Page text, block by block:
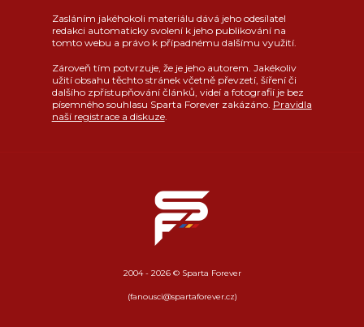
Zasláním jakéhokoli materiálu dává jeho odesílatel
redakci automaticky svolení k jeho publikování na
tomto webu a právo k případnému dalšímu využití.
Zároveň tím potvrzuje, že je jeho autorem. Jakékoliv
užití obsahu těchto stránek včetně převzetí, šíření či
dalšího zpřístupňování článků, videí a fotografií je bez
písemného souhlasu Sparta Forever zakázáno. Pravidla
naší registrace a diskuze.
2004 - 2026 © Sparta Forever
(fanousci@spartaforever.cz)